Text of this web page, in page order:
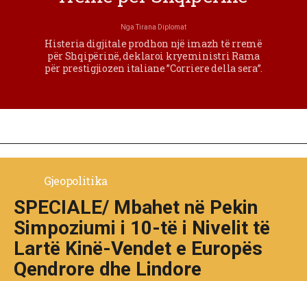
NgaTirana Diplomat
Histeria digjitale prodhon një imazh të rremë
për Shqipërinë, deklaroi kryeministri Rama
për prestigjiozen italiane ”Corriere della sera”.
Gjeopolitika
SPECIALE/ Mbahet në Pekin
Simpoziumi i 10-të i Nivelit të
Lartë Kinë-Vendet e Europës
Qendrore dhe Lindore